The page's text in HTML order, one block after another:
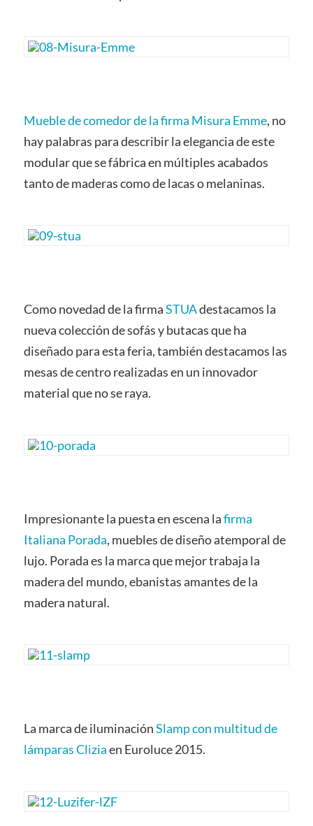
Mueble de comedor de la firma Misura Emme, no
hay palabras para describir la elegancia de este
modular que se fábrica en múltiples acabados
tanto de maderas como de lacas o melaninas.
Como novedad de la firmaSTUAdestacamos la
nueva colección de sofás y butacas que ha
diseñado para esta feria, también destacamos las
mesas de centro realizadas en un innovador
material que no se raya.
Impresionante la puesta en escena lafirma
Italiana Porada, muebles de diseño atemporal de
lujo. Porada es la marca que mejor trabaja la
madera del mundo, ebanistas amantes de la
madera natural.
La marca de iluminaciónSlamp con multitud de
lámparas Cliziaen Euroluce 2015.